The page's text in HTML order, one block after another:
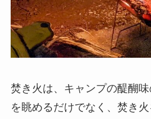
焚き火は、キャンプの醍醐
を眺めるだけでなく、焚き